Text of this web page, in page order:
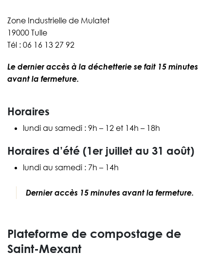
Zone Industrielle de Mulatet
19000 Tulle
Tél : 06 16 13 27 92
Le dernier accès à la déchetterie se fait 15 minutes
avant la fermeture.
Horaires
lundi au samedi : 9h – 12 et 14h – 18h
Horaires d’été (1er juillet au 31 août)
lundi au samedi : 7h – 14h
Dernier accès 15 minutes avant la fermeture.
Plateforme de compostage de
Saint-Mexant